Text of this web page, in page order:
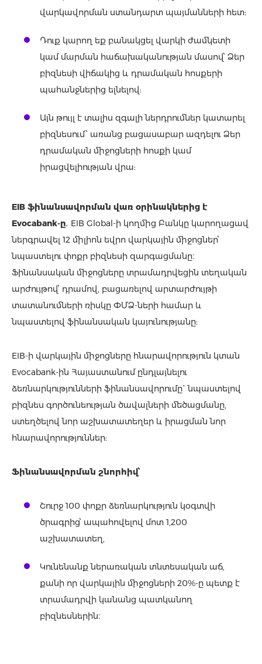
վարկավորման ստանդարտ պայմանների հետ:
Դուք կարող եք բանակցել վարկի ժամկետի
կամ մարման հաճախականության մասով՝ Ձեր
բիզնեսի վիճակից և դրամական հոսքերի
պահանջներից ելնելով:
Այն թույլ է տալիս զգալի ներդրումներ կատարել
բիզնեսում՝ առանց բացասաբար ազդելու Ձեր
դրամական միջոցների հոսքի կամ
իրացվելիության վրա:
EIB ֆինանսավորման վառ օրինակներից է
Evocabank-ը․ EIB Global-ի կողմից Բանկը կարողացավ
ներգրավել 12 միլիոն եվրո վարկային միջոցներ՝
նպաստելու փոքր բիզնեսի զարգացմանը։
Ֆինանսական միջոցները տրամադրվեցին տեղական
արժույթով՝ դրամով, բացառելով արտարժույթի
տատանումների ռիսկը ՓՄՁ-ների համար և
նպաստելով ֆինանսական կայունությանը:
EIB-ի վարկային միջոցները հնարավորություն կտան
Evocabank-ին Հայաստանում ընդլայնելու
ձեռնարկությունների ֆինանսավորումը` նպաստելով
բիզնես գործունեության ծավալների մեծացմանը,
ստեղծելով նոր աշխատատեղեր և իրացման նոր
հնարավորություններ:
Ֆինանսավորման շնորհիվ՝
Շուրջ 100 փոքր ձեռնարկություն կօգտվի
ծրագրից՝ ապահովելով մոտ 1,200
աշխատատեղ,
Կունենանք ներառական տնտեսական աճ,
քանի որ վարկային միջոցների 20%-ը պետք է
տրամադրվի կանանց պատկանող
բիզնեսներին։